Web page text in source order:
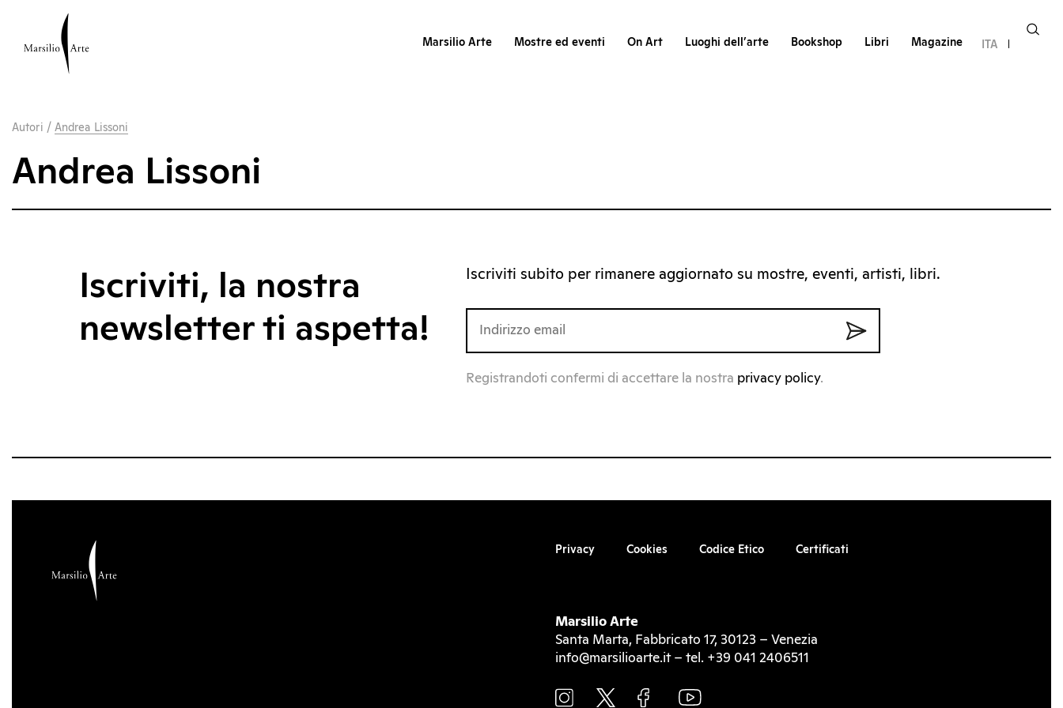
Marsilio Arte Mostre ed eventi On Art Luoghi dell’arte Bookshop Libri Magazine ITA
Autori / Andrea Lissoni
Andrea Lissoni
Iscriviti, la nostra
newsletter ti aspetta!
Iscriviti subito per rimanere aggiornato su mostre, eventi, artisti, libri.
Registrandoti confermi di accettare la nostra privacy policy.
Privacy Cookies Codice Etico Certificati
Marsilio Arte
Santa Marta, Fabbricato 17, 30123 – Venezia
info@marsilioarte.it – tel. +39 041 2406511